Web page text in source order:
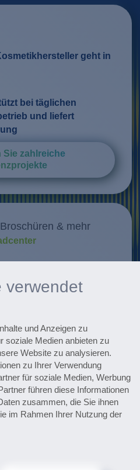
verwendet
und Anzeigen zu
soziale Medien anbieten zu
Website zu analysieren.
zu Ihrer Verwendung
für soziale Medien, Werbung
führen diese Informationen
zusammen, die Sie ihnen
im Rahmen Ihrer Nutzung der
geht in
bei täglichen
und liefert
Sie zahlreiche
& mehr
Newsletter